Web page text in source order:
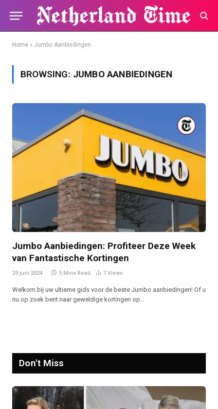
Home » Jumbo Aanbiedingen
BROWSING: JUMBO AANBIEDINGEN
Jumbo Aanbiedingen: Profiteer Deze Week
van Fantastische Kortingen
29 juni 2024 5 Mins Read 7 Views
Welkom bij uw ultieme gids voor de beste Jumbo aanbiedingen! Of u
nu op zoek bent naar geweldige kortingen op…
Don't Miss